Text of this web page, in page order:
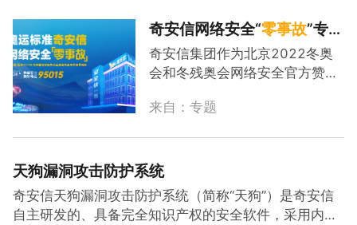
奇安信网络安全“零事故”专
题-奥运标准奇安信 网络安
全“零事故”
奇安信集团作为北京2022冬奥
会和冬残奥会网络安全官方赞助
故”运行的承诺。其中采用的“六
中国服务的四大创新，冬奥组委
评价此次冬奥会和冬残奥会的网
络安全保障水平高于往届。奇安
来自：专题
天狗漏洞攻击防护系统
奇安信天狗漏洞攻击防护系统（简称“天狗”）是奇安信
自主研发的、具备完全知识产权的安全软件，采用内存